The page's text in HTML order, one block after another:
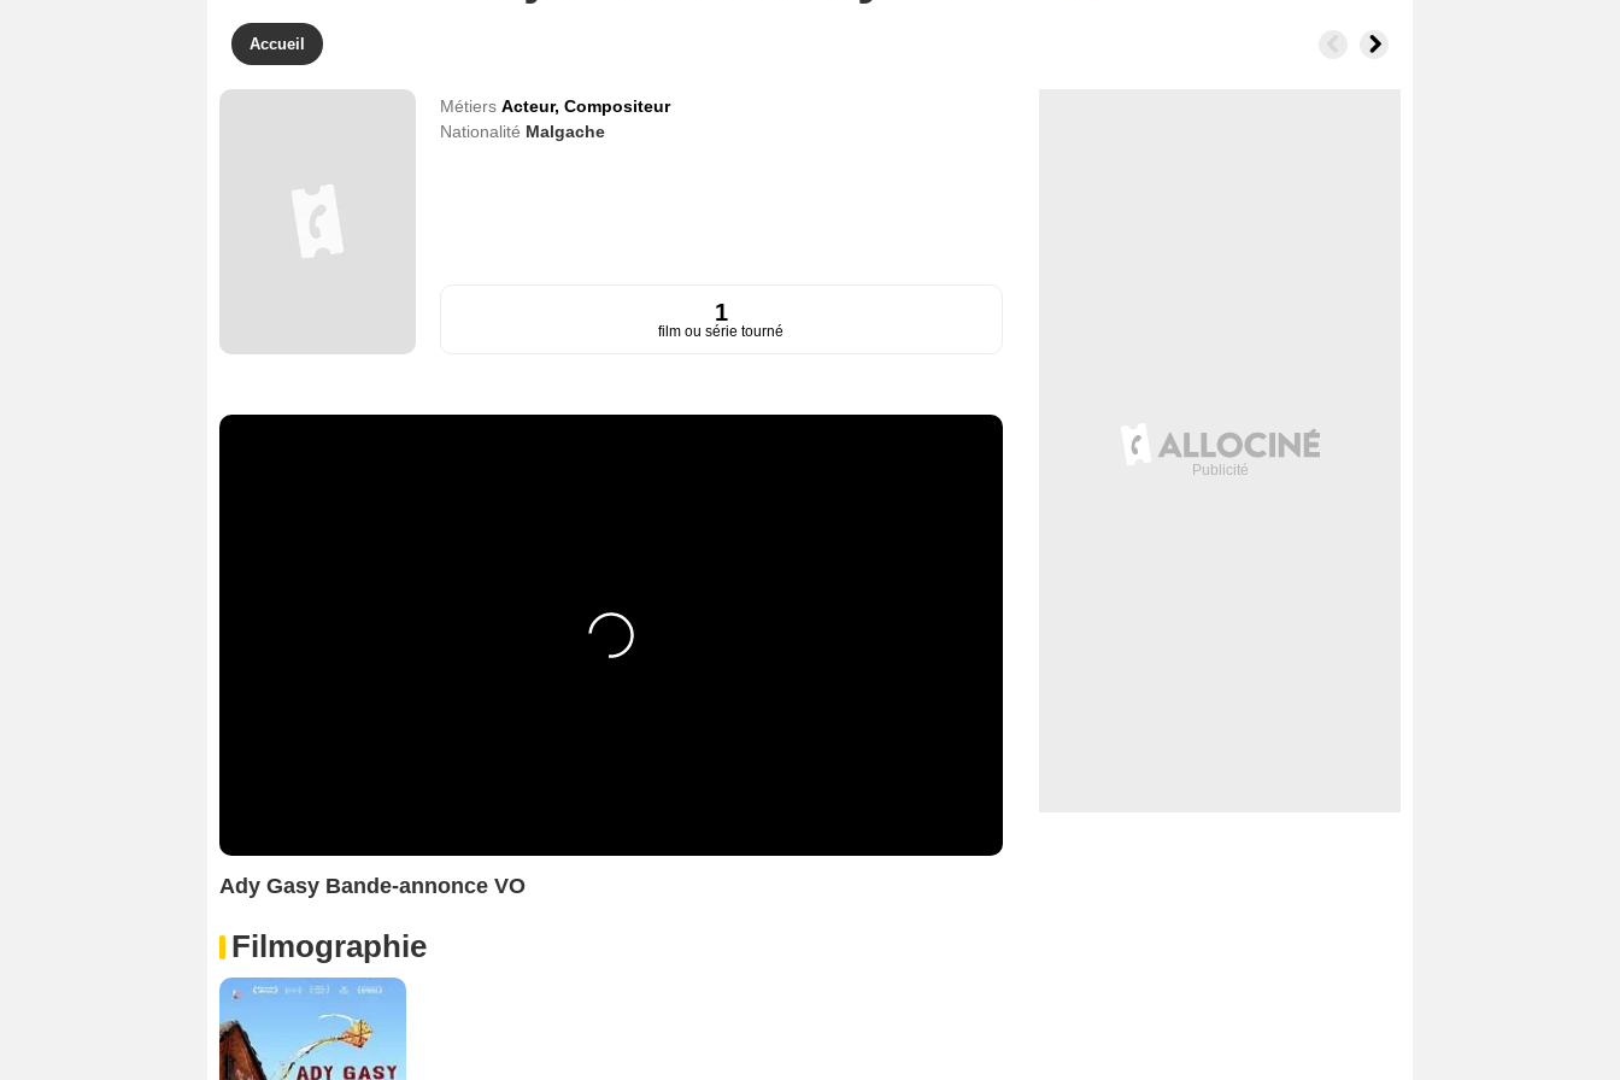
Accueil
Métiers Acteur, Compositeur
Nationalité Malgache
1
film ou série tourné
Ady Gasy Bande-annonce VO
Filmographie